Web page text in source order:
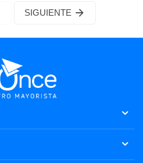
SIGUIENTE